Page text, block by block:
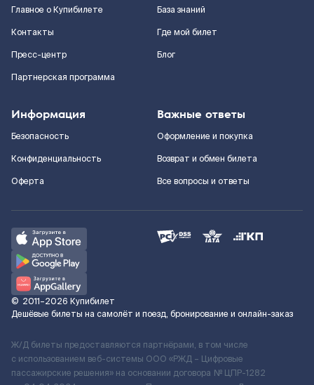
Главное о Купибилете
Контакты
Пресс-центр
Партнерская программа
База знаний
Где мой билет
Блог
Информация
Безопасность
Конфиденциальность
Оферта
Важные ответы
Оформление и покупка
Возврат и обмен билета
Все вопросы и ответы
© 2011–2026 Купибилет
Дешёвые билеты на самолёт и поезд, бронирование и онлайн-заказ
Ж/Д билеты предоставляются партнёрами, в том числе
с использованием веб-системы ООО «РЖД – Цифровые
пассажирские решения» на основании договора № ЦПР-1282